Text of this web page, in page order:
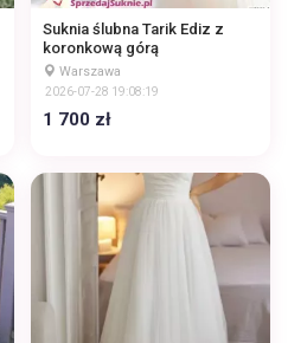
Suknia ślubna Tarik Ediz z
koronkową górą
Warszawa
2026-07-28 19:08:19
1 700 zł